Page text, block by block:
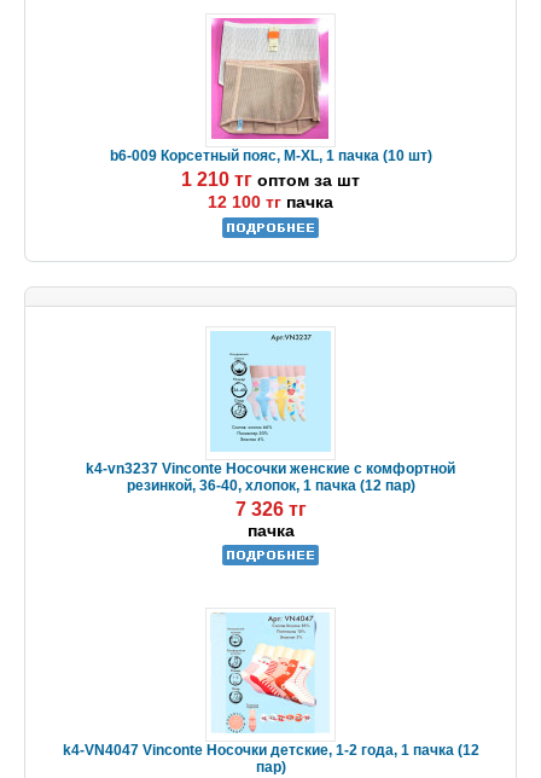
b6-009 Корсетный пояс, M-XL, 1 пачка (10 шт)
1 210 тг оптом за шт
12 100 тг пачка
k4-vn3237 Vinconte Носочки женские с комфортной
резинкой, 36-40, хлопок, 1 пачка (12 пар)
7 326 тг
пачка
k4-VN4047 Vinconte Носочки детские, 1-2 года, 1 пачка (12
пар)